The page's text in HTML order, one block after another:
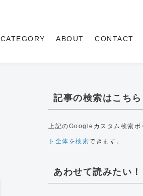
CATEGORY ABOUT CONTACT
記事の検索はこちら
上記のGoogleカスタム検索ボ
ト全体を検索できます。
あわせて読みたい！